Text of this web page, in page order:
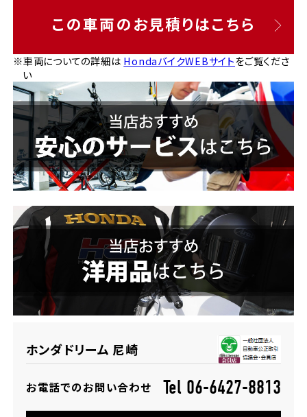
この車両のお見積りはこちら
※車両についての詳細は HondaバイクWEBサイトをご覧くださ
い
ホンダドリーム 尼崎
お電話でのお問い合わせ Tel 06-6427-8813
ホンダドリーム 横浜緑
千葉県
ホンダドリーム 船橋
ホンダドリーム 松戸
ホンダドリーム 蘇我
埼玉県
ホンダドリーム 所沢
ホンダドリーム 神戸灘
ホンダドリーム 尼崎
ホンダドリーム 姫路
ホンダドリーム 西宮甲子園
奈良県
ホンダドリーム 奈良